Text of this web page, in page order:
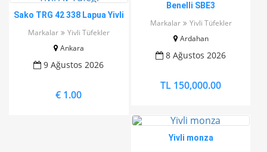
Sako TRG 42 338 Lapua Yivli
Markalar
Yivli Tüfekler
Ankara
9 Ağustos 2026
€ 1.00
Benelli SBE3
Markalar
Yivli Tüfekler
Ardahan
8 Ağustos 2026
TL 150,000.00
Yivli monza